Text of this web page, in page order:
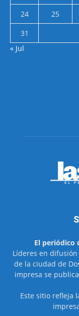
24
25
31
« Jul
El periódico
Líderes en
de la ciudad de
impresa se
Este sitio refleja